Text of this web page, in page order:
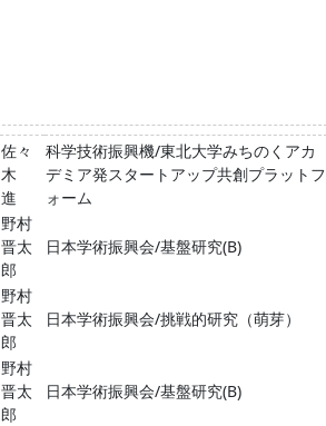
佐々
木
進
科学技術振興機/東北大学みちのくアカ
デミア発スタートアップ共創プラットフ
ォーム
野村
晋太
郎
日本学術振興会/基盤研究(B)
野村
晋太
郎
日本学術振興会/挑戦的研究（萌芽）
野村
晋太
郎
日本学術振興会/基盤研究(B)